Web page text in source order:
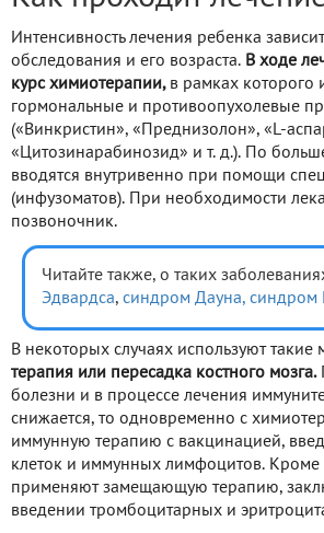
Интенсивность лечения ребенка зависит
обследования и его возраста. В ходе
курс химиотерапии,в рамках которого
гормональные и противоопухолевые
(«Винкристин», «Преднизолон», «L-
«Цитозинарабинозид» и т. д.). По
вводятся внутривенно при помощи
(инфузоматов). При необходимости
позвоночник.
Читайте также, о таких
Эдвардса, синдром Дауна, синдром
В некоторых случаях используют такие
терапия или пересадка костного мозга.
болезни и в процессе лечения
снижается, то одновременно с
иммунную терапию с вакцинацией,
клеток и иммунных лимфоцитов. Кроме
применяют замещающую терапию,
введении тромбоцитарных и